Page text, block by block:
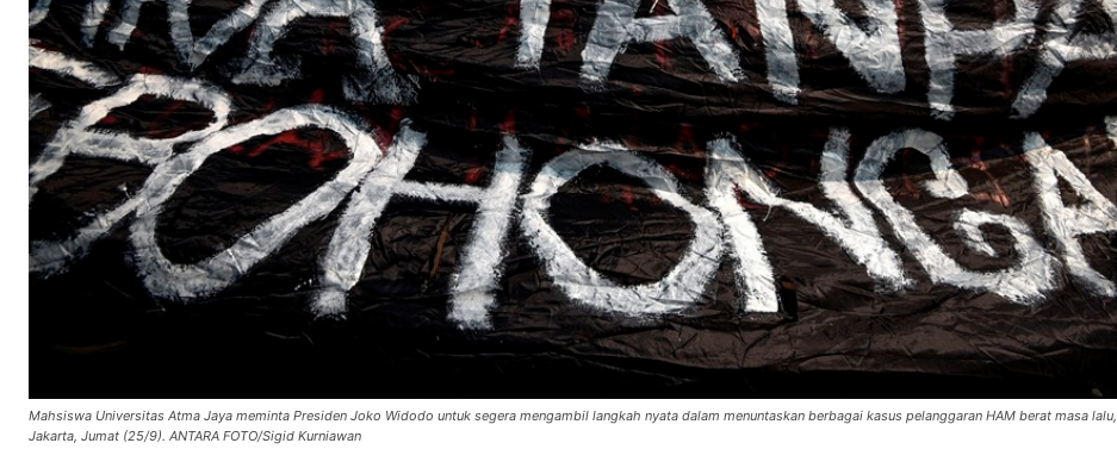
Mahsiswa Universitas Atma Jaya meminta Presiden Joko Widodo untuk segera mengambil langkah nyata dalam menuntaskan berbagai kasus pelanggaran HAM berat masa lalu,
Jakarta, Jumat (25/9). ANTARA FOTO/Sigid Kurniawan